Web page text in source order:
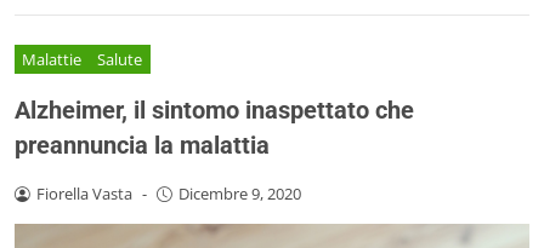
Malattie Salute
Alzheimer, il sintomo inaspettato che
preannuncia la malattia
Fiorella Vasta - Dicembre 9, 2020